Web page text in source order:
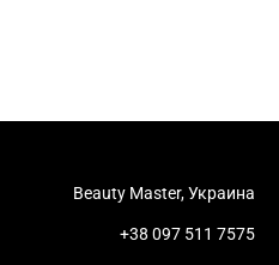
Beauty Master, Украина
+38 097 511 7575